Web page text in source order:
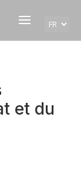
Choisir
et du